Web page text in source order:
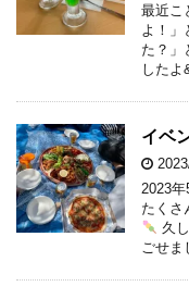
最近こ
よ！」
た？」
したよ
イベ
2023
たくさ
久
ごせま